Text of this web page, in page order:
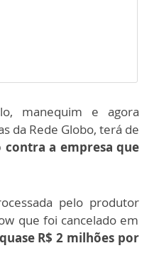
manequim e agora
da Rede Globo, terá de
contra a empresa que
pelo produtor
que foi cancelado em
R$ 2 milhões por